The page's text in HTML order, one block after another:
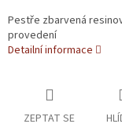
Pestře zbarvená
provedení
Detailní informace
ZEPTAT SE